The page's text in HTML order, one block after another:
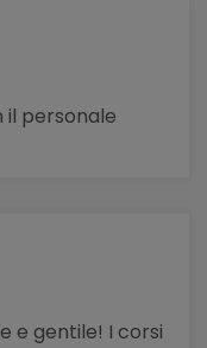
il personale
e gentile! I corsi